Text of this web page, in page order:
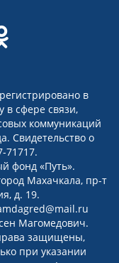
в
в сфере связи,
коммуникаций
Свидетельство о
71717.
фонд «Путь».
Махачкала, пр-т
д. 19.
Магомедович.
защищены,
при указании